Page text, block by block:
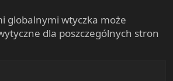
globalnymi wtyczka może
dla poszczególnych stron